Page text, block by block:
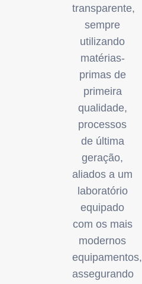
transparente,
sempre
utilizando
matérias-
primas de
primeira
qualidade,
processos
de última
geração,
aliados a um
laboratório
equipado
com os mais
modernos
equipamentos,
assegurando